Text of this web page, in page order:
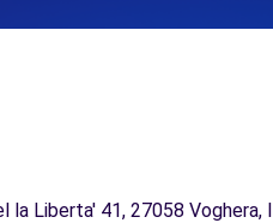
la Liberta' 41, 27058 Voghera,